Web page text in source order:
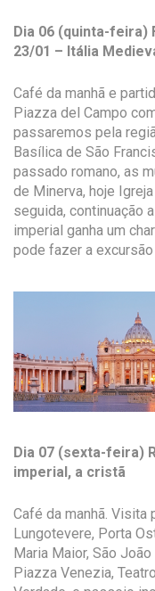
Dia 06 (quinta-feira)
23/01 – Itália
Café da manhã e
Piazza del Campo
passaremos pela
Basílica de São
passado romano, as
de Minerva, hoje
seguida, continuação
imperial ganha um
pode fazer a
Dia 07 (sexta-feira)
imperial, a cristã
Café da manhã. Visita
Lungotevere, Porta
Maria Maior, São
Piazza Venezia,